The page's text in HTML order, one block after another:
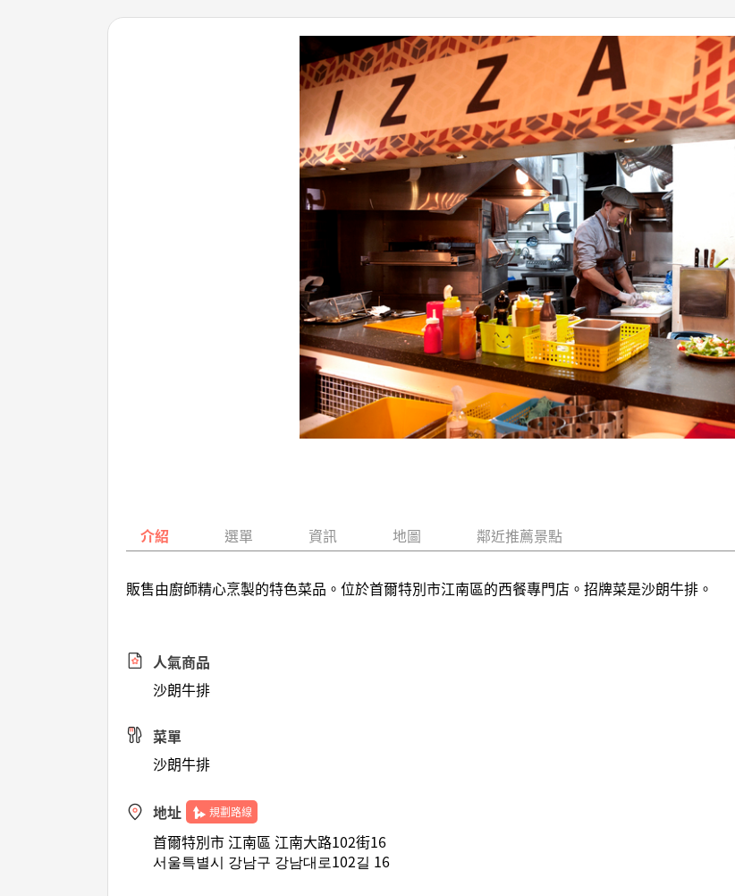
介紹 選單 資訊 地圖 鄰近推薦景點
販售由廚師精心烹製的特色菜品。位於首爾特別市江南區的西餐專門店。招牌菜是沙朗牛排。
人氣商品
沙朗牛排
菜單
沙朗牛排
地址 規劃路線
首爾特別市 江南區 江南大路102街16
서울특별시 강남구 강남대로102길 16